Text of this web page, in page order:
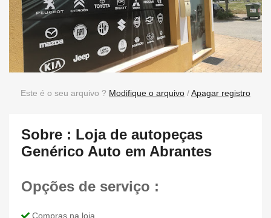
Este é o seu arquivo ? Modifique o arquivo /Apagar registro
Sobre : Loja de autopeças
Genérico Auto em Abrantes
Opções de serviço :
Compras na loja